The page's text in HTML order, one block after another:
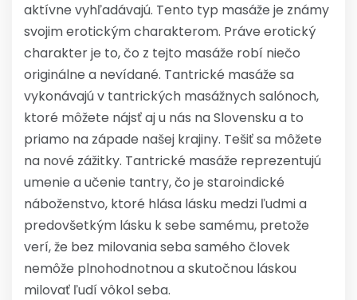
aktívne vyhľadávajú. Tento typ masáže je známy
svojim erotickým charakterom. Práve erotický
charakter je to, čo z tejto masáže robí niečo
originálne a nevídané. Tantrické masáže sa
vykonávajú v tantrických masážnych salónoch,
ktoré môžete nájsť aj u nás na Slovensku a to
priamo na západe našej krajiny. Tešiť sa môžete
na nové zážitky. Tantrické masáže reprezentujú
umenie a učenie tantry, čo je staroindické
náboženstvo, ktoré hlása lásku medzi ľudmi a
predovšetkým lásku k sebe samému, pretože
verí, že bez milovania seba samého človek
nemôže plnohodnotnou a skutočnou láskou
milovať ľudí vôkol seba.